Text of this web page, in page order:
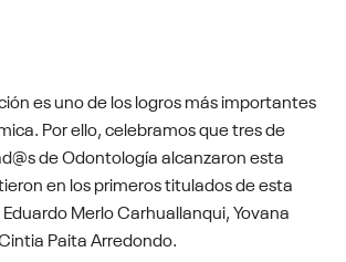
es uno de los logros más importantes
Por ello, celebramos que tres de
de Odontología alcanzaron esta
en los primeros titulados de esta
Merlo Carhuallanqui, Yovana
Paita Arredondo.